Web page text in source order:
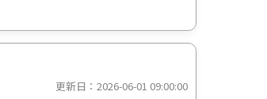
更新日：2026-06-01 09:00:00